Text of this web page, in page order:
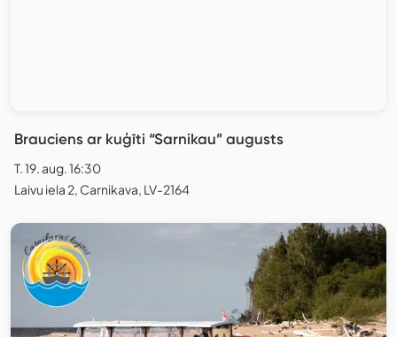
Brauciens ar kuģīti “Sarnikau” augusts
T. 19. aug. 16:30
Laivu iela 2, Carnikava, LV-2164